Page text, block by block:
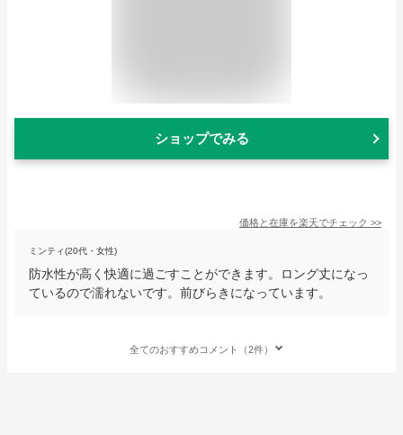
ショップでみる
価格と在庫を楽天でチェック >>
ミンティ(20代・女性)
防水性が高く快適に過ごすことができます。ロング丈になっ
ているので濡れないです。前びらきになっています。
全てのおすすめコメント（2件）